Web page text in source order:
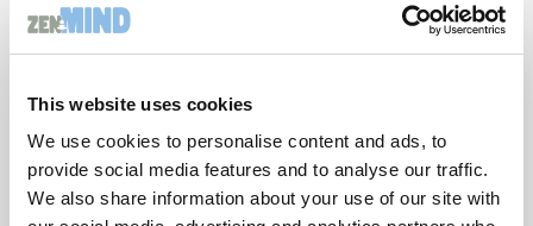
This website uses cookies
We use cookies to personalise content and ads, to
provide social media features and to analyse our traffic.
We also share information about your use of our site with
au travail.
Souffrir en silence n’est pas une fatalité.
Ouvrir un espace de dialogue, c’est déjà
Pour aller plus loin
📖 Consulter le livre : « Santé mentale, la méthode
M.I.N.D à portée de tous »